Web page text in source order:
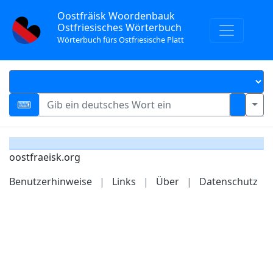
Oostfräisk Woordenbauk
Ostfriesisches Wörterbuch
Wörterbuch fürs Ostfriesische Platt
oostfraeisk.org
Benutzerhinweise
| Links | Über | Datenschutz